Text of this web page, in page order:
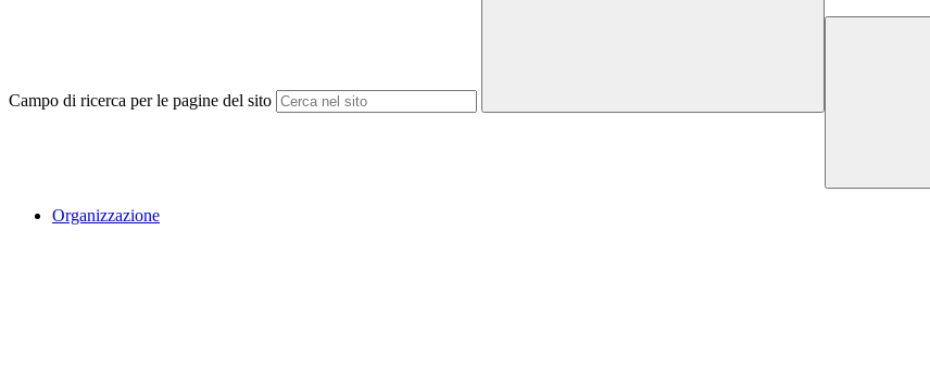
Campo di ricerca per le pagine del sito
Organizzazione